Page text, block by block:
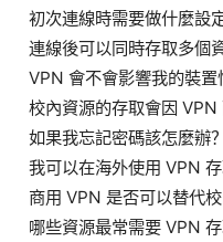
初次連線時需要做什麼設定
連線後可以同時存取多個
VPN 會不會影響我的裝置
校內資源的存取會因 VPN
如果我忘記密碼該怎麼辦？
我可以在海外使用 VPN 存
商用 VPN 是否可以替代校
哪些資源最常需要 VPN 存